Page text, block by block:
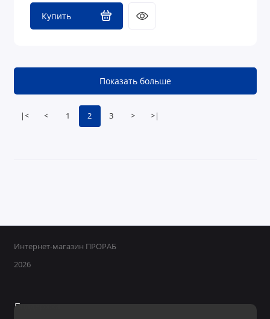
Купить
|< < 1 2 3 > >|
Показать больше
Интернет-магазин ПРОРАБ
2026
Поддержка